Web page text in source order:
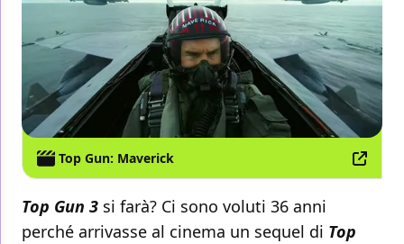
Top Gun: Maverick
Top Gun 3 si farà? Ci sono voluti 36 anni
perché arrivasse al cinema un sequel di Top